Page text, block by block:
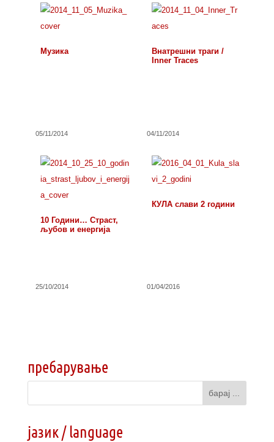
Музика
05/11/2014
Внатрешни траги /
Inner Traces
04/11/2014
10 Години… Страст,
љубов и енергија
25/10/2014
КУЛА слави 2 години
01/04/2016
пребарување
јазик / language